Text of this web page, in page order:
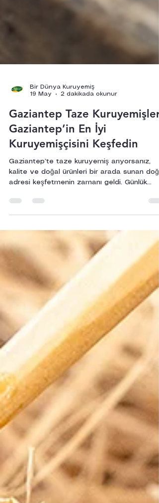
Bir Dünya Kuruyemiş
19 May
2 dakikada okunur
Gaziantep Taze Kuruyemişler:
Gaziantep’in En İyi
Kuruyemişçisini Keşfedin
kalite ve doğal ürünleri bir arada sunan
adresi keşfetmenin zamanı geldi. Günlük
bademler ve yöresel lezzetlerle
kuruyemiş keyfi bambaşka bir deneyime
dönüşüyor. Gaziantep’te Taze Kuruyemiş
Neden Tercih Ediliyor? Kuruyemişte tazelik
hem lezzeti hem de kaliteyi doğrudan
Gaziantep’te hizmet veren kaliteli
kuruyemişçiler; günlük kavurma, doğal ürün
seçimi ve hijyenik